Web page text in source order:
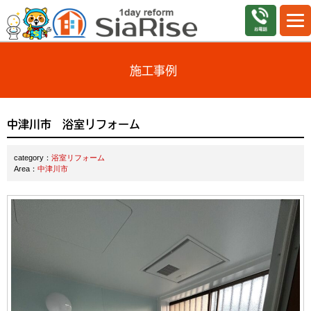
施工事例
中津川市 浴室リフォーム
category： 浴室リフォーム
Area： 中津川市